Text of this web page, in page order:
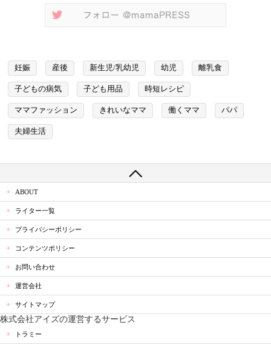
妊娠 産後 新生児/乳幼児 幼児 離乳食
子どもの病気 子ども用品 時短レシピ
ママファッション きれいなママ 働くママ パパ
夫婦生活
ABOUT
ライター一覧
プライバシーポリシー
コンテンツポリシー
お問い合わせ
運営会社
サイトマップ
株式会社アイズの運営するサービス
トラミー